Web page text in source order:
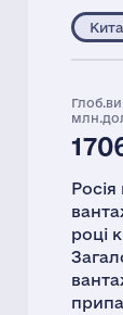
році